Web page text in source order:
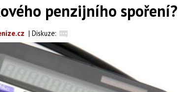
penzijního spoření?
| Diskuze: